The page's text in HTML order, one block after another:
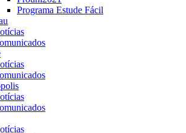
Programa Estude Fácil